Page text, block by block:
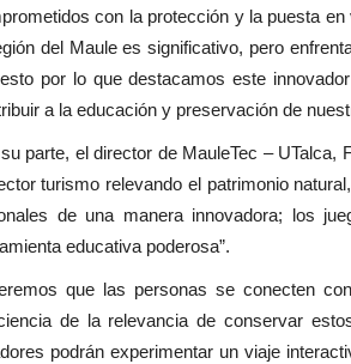
con la protección y la puesta
del Maule es significativo, pero
por lo que destacamos este
a la educación y preservación de
parte, el director de MauleTec – UTalca,
turismo relevando el patrimonio
de una manera innovadora; los
educativa poderosa”.
que las personas se conecten
de la relevancia de conservar
podrán experimentar un viaje